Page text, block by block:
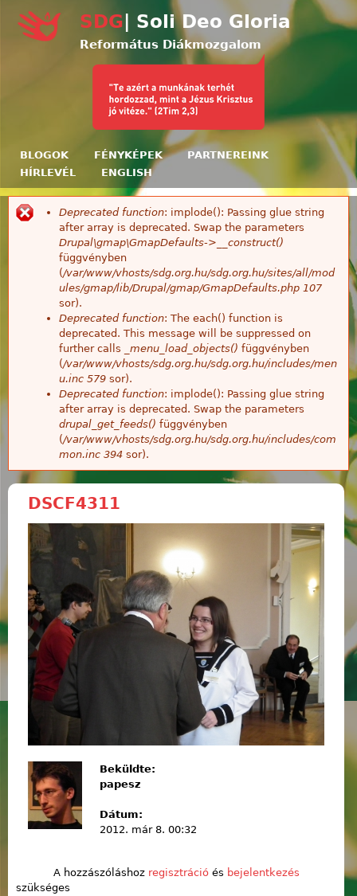
Ugrás a tartalomra
SDG | Soli Deo Gloria
Református Diákmozgalom
BLOGOK FÉNYKÉPEK
PARTNEREINK
HÍRLEVÉL
ENGLISH
Hibaüzenet
Deprecated function: implode(): Passing glue string
after array is deprecated. Swap the parameters
Drupal\gmap\GmapDefaults->__construct()
függvényben
(/var/www/vhosts/sdg.org.hu/sdg.org.hu/sites/all/mod
ules/gmap/lib/Drupal/gmap/GmapDefaults.php 107
sor).
Deprecated function: The each() function is
deprecated. This message will be suppressed on
further calls
_menu_load_objects() függvényben
(/var/www/vhosts/sdg.org.hu/sdg.org.hu/includes/men
u.inc 579 sor).
Deprecated function: implode(): Passing glue string
after array is deprecated. Swap the parameters
drupal_get_feeds() függvényben
(/var/www/vhosts/sdg.org.hu/sdg.org.hu/includes/com
mon.inc 394 sor).
DSCF4311
Beküldte:
papesz
Dátum:
2012. már 8. 00:32
A hozzászóláshoz regisztrációés bejelentkezés
szükséges